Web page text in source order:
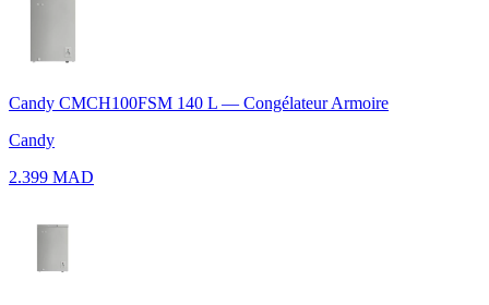
Candy CMCH100FSM 140 L — Congélateur Armoire
Candy
2.399 MAD